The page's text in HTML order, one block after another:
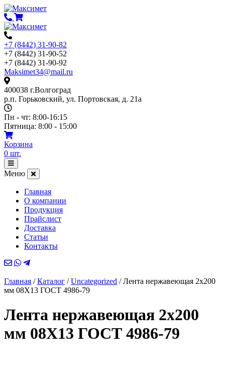
Перейти
к
содержимому
+7 (8442) 31-90-82
+7 (8442) 31-90-52
+7 (8442) 31-90-92
Maksimet34@mail.ru
400038 г.Волгоград
р.п. Горьковский, ул. Портовская, д. 21а
Пн - чт: 8:00-16:15
Пятница: 8:00 - 15:00
Корзина
0 шт.
Открыть
меню
Меню
Главная
О компании
Продукция
Прайслист
Доставка
Статьи
Контакты
Главная /Каталог /Uncategorized /Лента нержавеющая 2х200
мм 08Х13 ГОСТ 4986-79
Лента нержавеющая 2х200
мм 08Х13 ГОСТ 4986-79